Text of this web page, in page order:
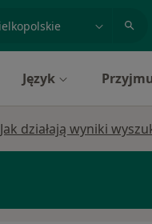
Język
Jak działają wyniki